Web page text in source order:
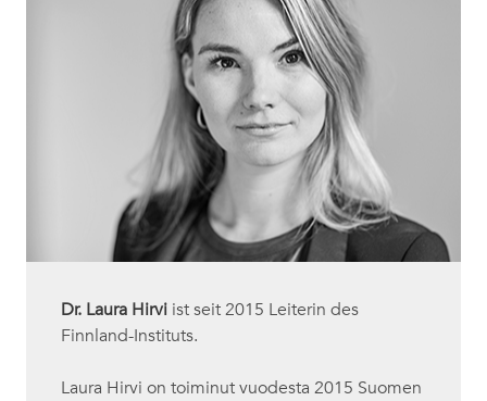
Dr. Laura Hirvi ist seit 2015 Leiterin des
Finnland-Instituts.
Laura Hirvi on toiminut vuodesta 2015 Suomen